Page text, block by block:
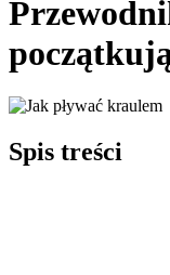
Spis treści